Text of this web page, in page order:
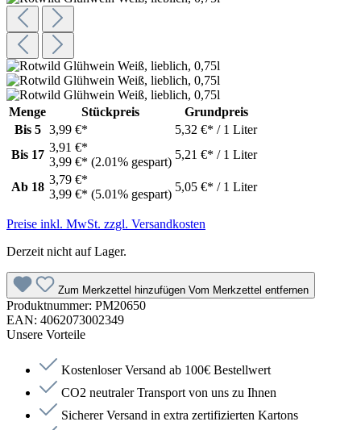
Menge Stückpreis
Grundpreis
Bis 5 3,99 €*
5,32 €* / 1 Liter
Bis 17
3,91 €*
3,99 €* (2.01% gespart)
5,21 €* / 1 Liter
Ab 18
3,79 €*
3,99 €* (5.01% gespart)
5,05 €* / 1 Liter
Preise inkl. MwSt. zzgl. Versandkosten
Derzeit nicht auf Lager.
Zum Merkzettel hinzufügen Vom Merkzettel entfernen
Produktnummer: PM20650
EAN: 4062073002349
Unsere Vorteile
Kostenloser Versand ab 100€ Bestellwert
CO2 neutraler Transport von uns zu Ihnen
Sicherer Versand in extra zertifizierten Kartons